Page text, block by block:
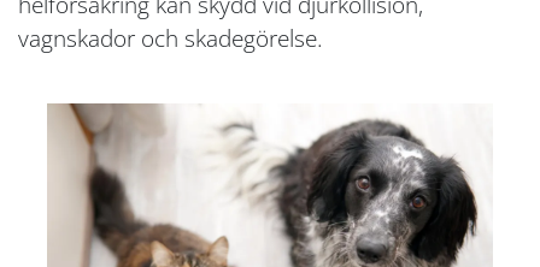
vagnskador och skadegörelse.